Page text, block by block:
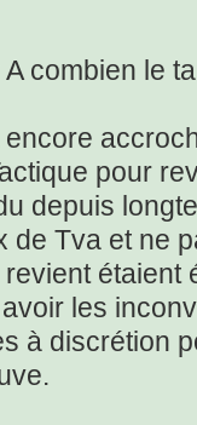
combien le
pour
depuis
de Tva et ne
étaient
les
à discrétion